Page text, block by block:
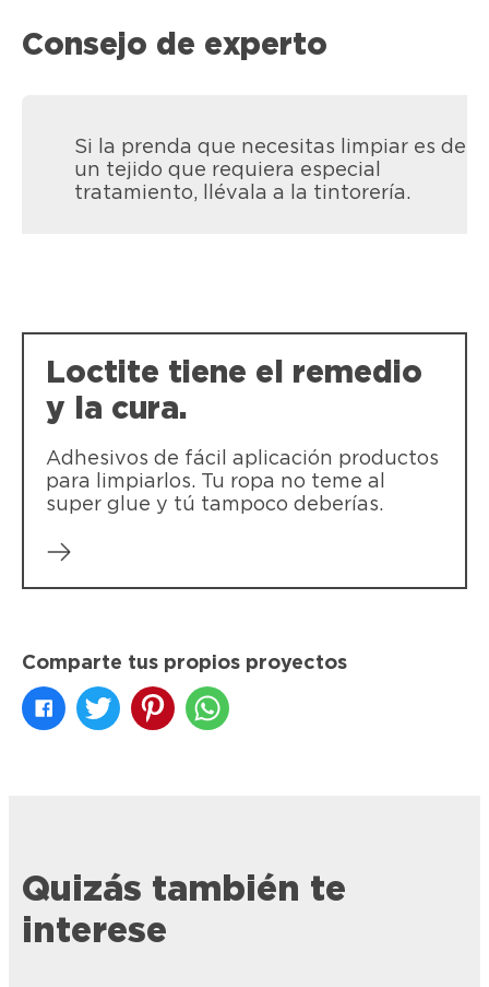
LOCTITE SG3 Original es el adhesivo
líquido transparente instantáneo de
siempre que garantiza un pegado
fuerte y resistente.
LOCTITE SG3 Precisión es un adhesivo
líquido transparente instantáneo con
boquilla extralarga para llegar a áreas
díficiles con regulación gota a gota.
LOCTITE Super Glue-3 Creative
LOCTITE Super Glue-3 Creative Pen -
Pensado para aplicaciones muy precisas
Consejo de experto
Si la prenda que necesitas limpiar es de
un tejido que requiera especial
tratamiento, llévala a la tintorería.
Loctite tiene el remedio
y la cura.
Adhesivos de fácil aplicación productos
para limpiarlos. Tu ropa no teme al
super glue y tú tampoco deberías.
Comparte tus propios proyectos
Quizás también te
interese